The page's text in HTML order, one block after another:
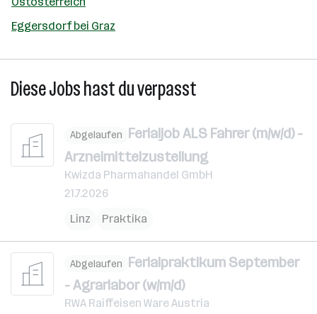
Eggersdorf bei Graz
Diese Jobs hast du verpasst
Abgelaufen Ferialjob ALS Fahrer (m/w/d) -
Arzneimittelzustellung
Kwizda Pharmahandel GmbH
21.7.2026
Linz
Praktika
Abgelaufen Ferialpraktikum September
- Agrarlabor (w/m/d)
RWA Raiffeisen Ware Austria